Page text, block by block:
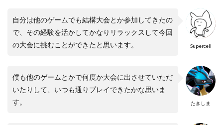
Supercell
自分は他のゲームでも結構大会とか参加してきたの
で、その経験を活かしてかなりリラックスして今回
の大会に挑むことができたと思います。
たきしま
僕も他のゲームとかで何度か大会に出させていただ
いたりして、いつも通りプレイできたかな思いま
す。